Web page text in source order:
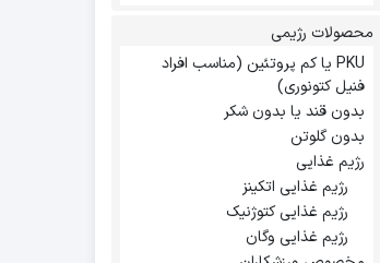
محصولات رژیمی
PKU یا کم پروتئین (مناسب افراد
فنیل کتونوری)
بدون قند یا بدون شکر
بدون گلوتن
رژیم غذایی
رژیم غذایی اتکینز
رژیم غذایی کتوژنیک
رژیم غذایی وگان